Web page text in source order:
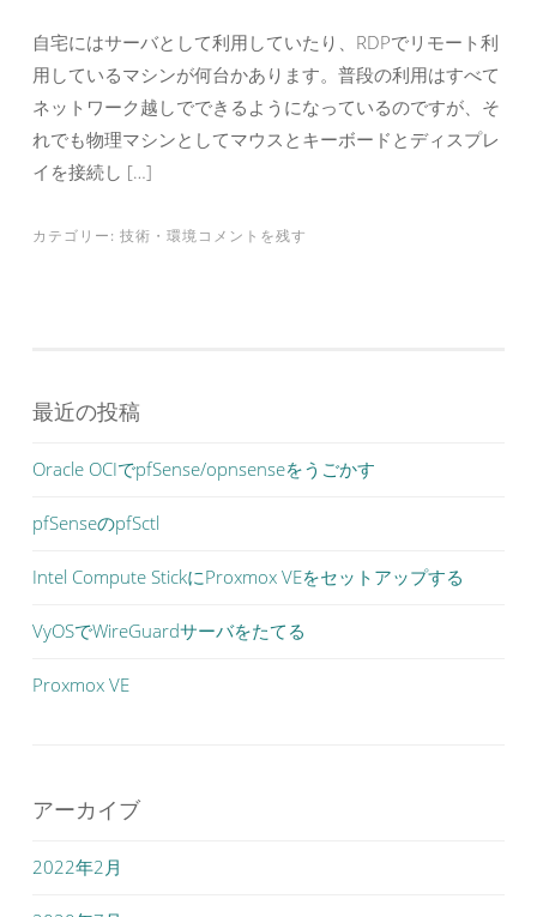
自宅にはサーバとして利用していたり、RDPでリモート利
用しているマシンが何台かあります。普段の利用はすべて
ネットワーク越しでできるようになっているのですが、そ
れでも物理マシンとしてマウスとキーボードとディスプレ
イを接続し […]
カテゴリー: 技術 ・ 環境コメントを残す
最近の投稿
Oracle OCIでpfSense/opnsenseをうごかす
pfSenseのpfSctl
Intel Compute StickにProxmox VEをセットアップする
VyOSでWireGuardサーバをたてる
Proxmox VE
アーカイブ
2022年2月